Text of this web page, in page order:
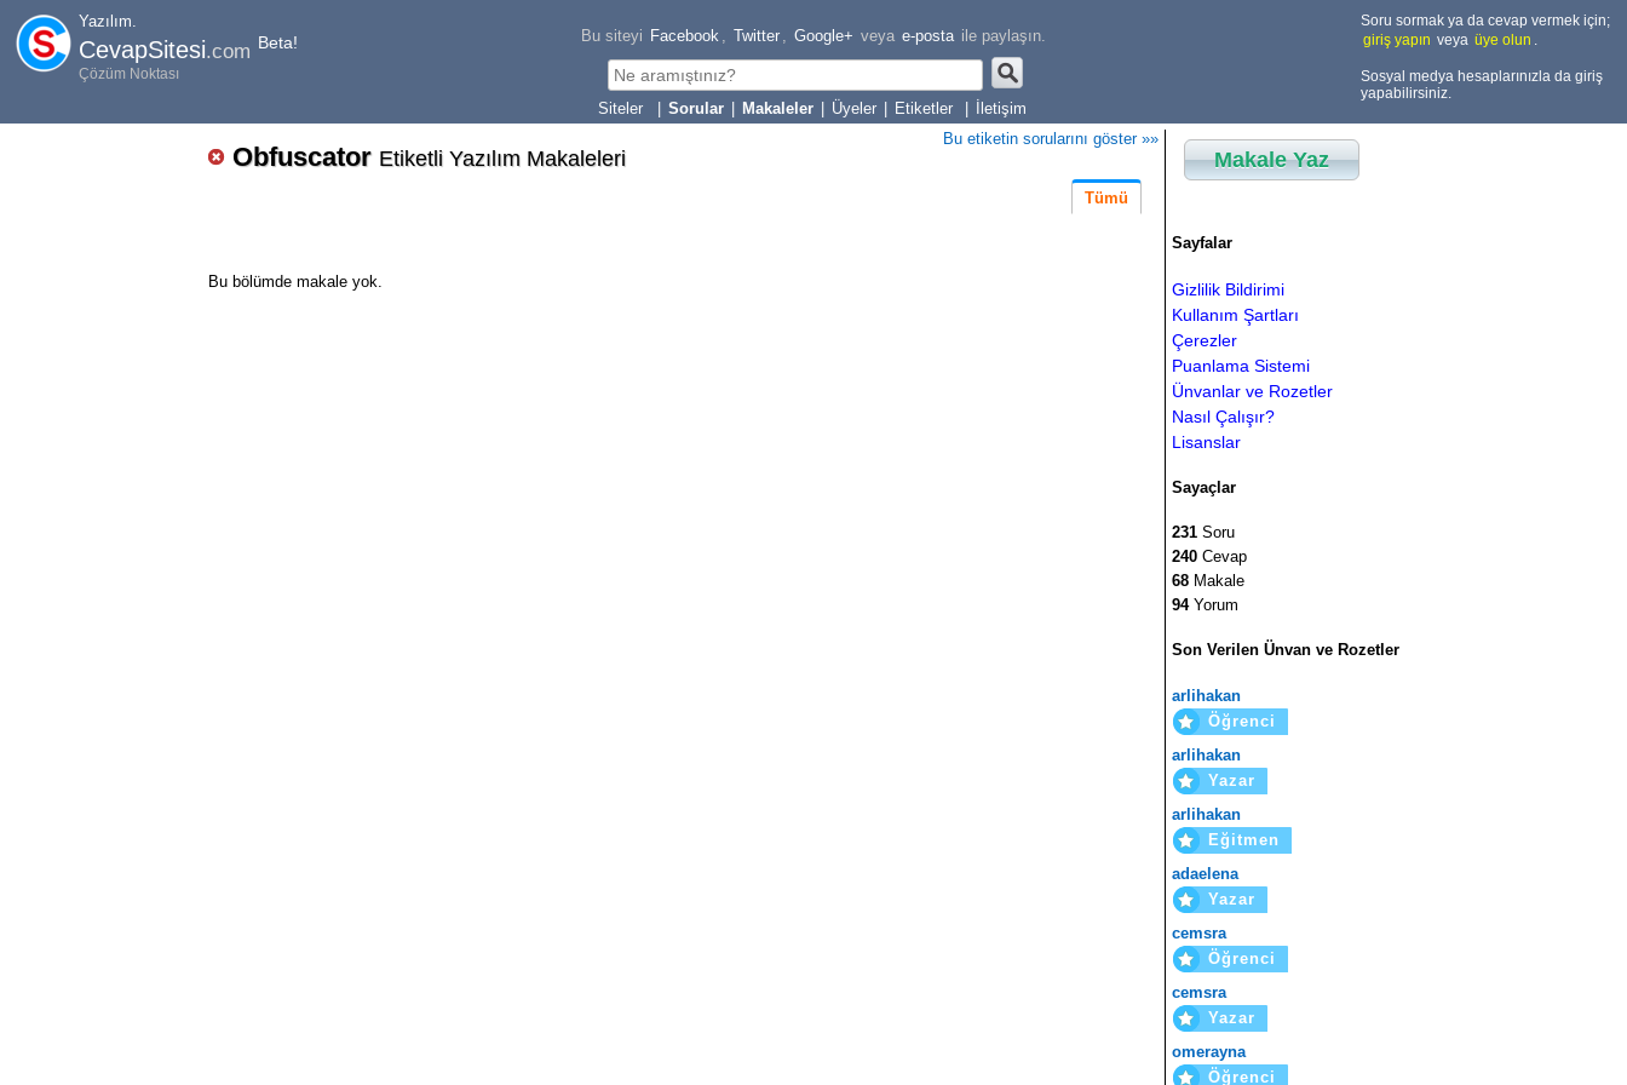
Yazılım.
CevapSitesi.com Beta!
Çözüm Noktası
Bu siteyi Facebook , Twitter , Google+ veya e-posta ile paylaşın.
Sorular Makaleler Üyeler Etiketler İletişim
Soru sormak ya da cevap vermek için;
giriş yapın veya üye olun .
Sosyal medya hesaplarınızla da giriş
yapabilirsiniz.
Obfuscator Etiketli Yazılım Makaleleri
Bu etiketin sorularını göster »»
Tümü
Bu bölümde makale yok.
Makale Yaz
Sayfalar
Gizlilik Bildirimi
Kullanım Şartları
Çerezler
Puanlama Sistemi
Ünvanlar ve Rozetler
Nasıl Çalışır?
Lisanslar
Sayaçlar
231 Soru
240 Cevap
68 Makale
94Yorum
Son Verilen Ünvan ve Rozetler
arlihakan
Öğrenci
arlihakan
Yazar
arlihakan
Eğitmen
adaelena
Yazar
cemsra
Öğrenci
cemsra
Yazar
omerayna
Öğrenci